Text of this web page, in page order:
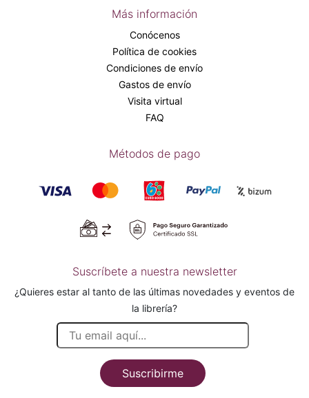
Más información
Conócenos
Política de cookies
Condiciones de envío
Gastos de envío
Visita virtual
FAQ
Métodos de pago
Suscríbete a nuestra newsletter
¿Quieres estar al tanto de las últimas novedades y eventos de
la librería?
Suscribirme